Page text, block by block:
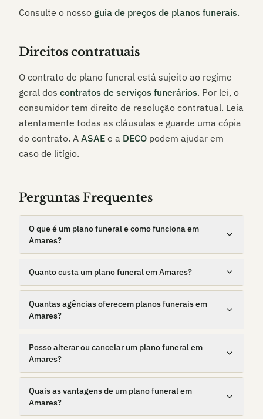
Consulte o nosso guia de preços de planos funerais.
Direitos contratuais
O contrato de plano funeral está sujeito ao regime
geral dos contratos de serviços funerários. Por lei, o
consumidor tem direito de resolução contratual. Leia
atentamente todas as cláusulas e guarde uma cópia
do contrato. A ASAE e a DECO podem ajudar em
caso de litígio.
Perguntas Frequentes
O que é um plano funeral e como funciona em
Amares?
Quanto custa um plano funeral em Amares?
Quantas agências oferecem planos funerais em
Amares?
Posso alterar ou cancelar um plano funeral em
Amares?
Quais as vantagens de um plano funeral em
Amares?